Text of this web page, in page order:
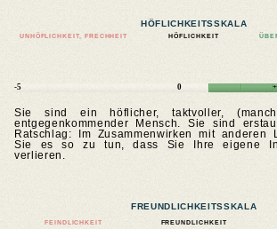
HÖFLICHKEITSSKALA
UNHÖFLICHKEIT, FRECHHEIT HÖFLICHKEIT
-5 0
Sie sind ein höflicher, taktvoller,
entgegenkommender Mensch. Sie sind
Ratschlag: Im Zusammenwirken mit anderen
Sie es so zu tun, dass Sie Ihre eigene
verlieren.
FREUNDLICHKEITSSKALA
FEINDLICHKEIT FREUNDLICHKEIT